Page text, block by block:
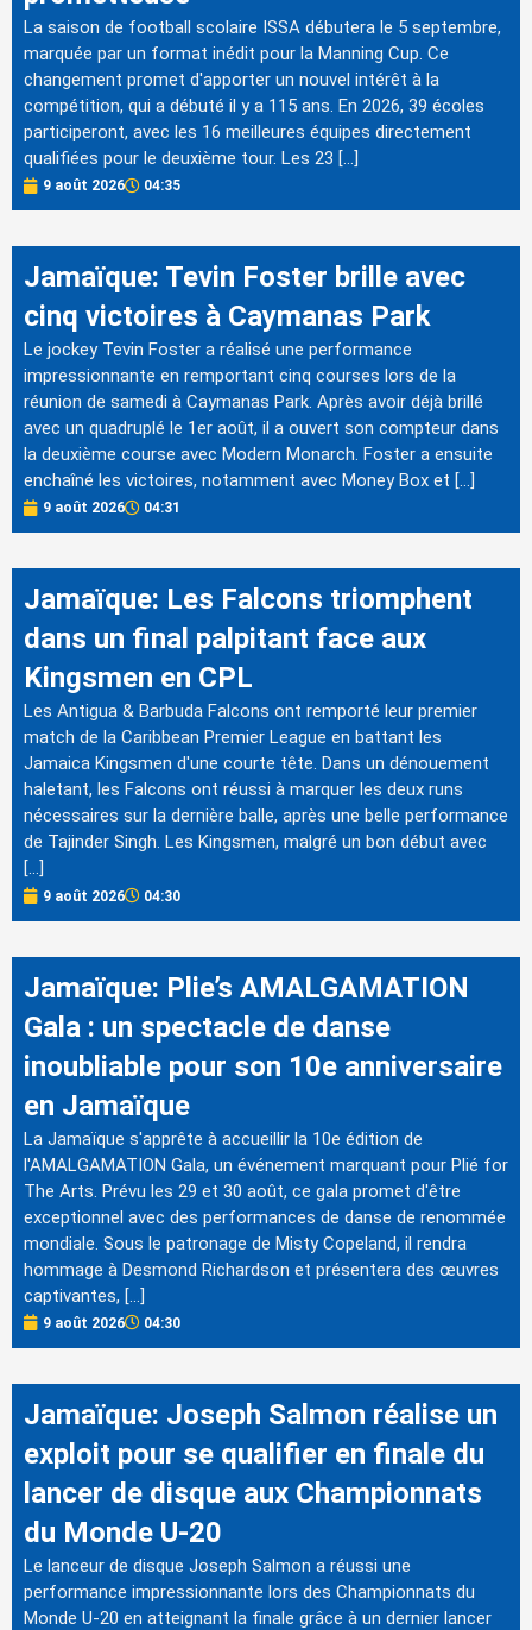
La saison de football scolaire ISSA débutera le 5 septembre,
marquée par un format inédit pour la Manning Cup. Ce
changement promet d'apporter un nouvel intérêt à la
compétition, qui a débuté il y a 115 ans. En 2026, 39 écoles
participeront, avec les 16 meilleures équipes directement
qualifiées pour le deuxième tour. Les 23 […]
9 août 2026 04:35
Jamaïque: Tevin Foster brille avec
cinq victoires à Caymanas Park
Le jockey Tevin Foster a réalisé une performance
impressionnante en remportant cinq courses lors de la
réunion de samedi à Caymanas Park. Après avoir déjà brillé
avec un quadruplé le 1er août, il a ouvert son compteur dans
la deuxième course avec Modern Monarch. Foster a ensuite
enchaîné les victoires, notamment avec Money Box et […]
9 août 2026 04:31
Jamaïque: Les Falcons triomphent
dans un final palpitant face aux
Kingsmen en CPL
Les Antigua & Barbuda Falcons ont remporté leur premier
match de la Caribbean Premier League en battant les
Jamaica Kingsmen d'une courte tête. Dans un dénouement
haletant, les Falcons ont réussi à marquer les deux runs
nécessaires sur la dernière balle, après une belle performance
de Tajinder Singh. Les Kingsmen, malgré un bon début avec
[…]
9 août 2026 04:30
Jamaïque: Plie’s AMALGAMATION
Gala : un spectacle de danse
inoubliable pour son 10e anniversaire
en Jamaïque
La Jamaïque s'apprête à accueillir la 10e édition de
l'AMALGAMATION Gala, un événement marquant pour Plié for
The Arts. Prévu les 29 et 30 août, ce gala promet d'être
exceptionnel avec des performances de danse de renommée
mondiale. Sous le patronage de Misty Copeland, il rendra
hommage à Desmond Richardson et présentera des œuvres
captivantes, […]
9 août 2026 04:30
Jamaïque: Joseph Salmon réalise un
exploit pour se qualifier en finale du
lancer de disque aux Championnats
du Monde U-20
Le lanceur de disque Joseph Salmon a réussi une
performance impressionnante lors des Championnats du
Monde U-20 en atteignant la finale grâce à un dernier lancer